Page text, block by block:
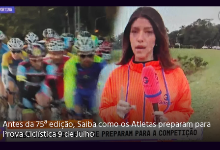
Antes da 75ª edição, Saiba como os Atletas preparam para
Prova Ciclística 9 de Julho